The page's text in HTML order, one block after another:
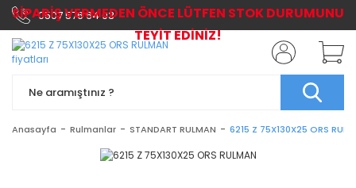
0507 576 64 03
Anasayfa Rulmanlar STANDART RULMAN 6215 Z 75X130X25 ORS
SİPARİŞ VERMEDEN ÖNCE LÜTFEN STOK DURUMUNU
TEYİT EDİNİZ!